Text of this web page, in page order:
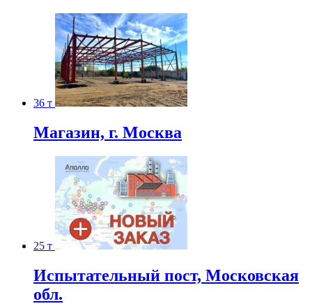
36 т
Магазин, г. Москва
25 т
Испытательный пост, Московская
обл.